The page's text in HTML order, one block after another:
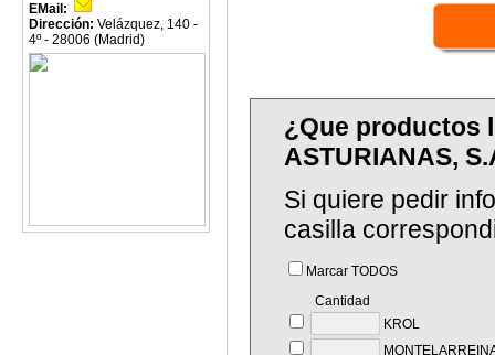
EMail:
Dirección: Velázquez, 140 -
4º - 28006 (Madrid)
¿Que productos
ASTURIANAS,
Si quiere pedir
casilla
Marcar TODOS
Cantidad
KROL